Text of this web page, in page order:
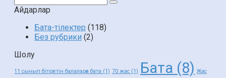
Айдарлар
Бата-тілектер (118)
Без рубрики (2)
Шолу
11 сынып бітіретін балаларға бата (1) 70 жас (1) Бата (8) Жас